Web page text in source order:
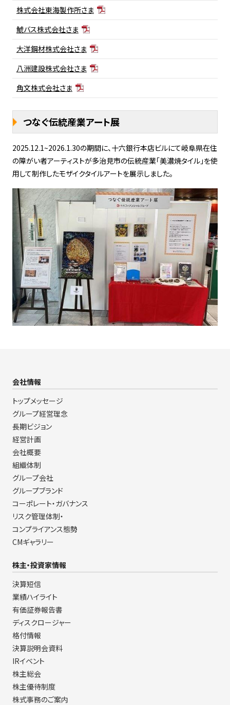
株式会社東海製作所さま
鯱バス株式会社さま
大洋鋼材株式会社さま
八洲建設株式会社さま
角文株式会社さま
つなぐ伝統産業アート展
2025.12.1~2026.1.30の期間に、十六銀行本店ビルにて岐阜県在住
の障がい者アーティストが多治見市の伝統産業「美濃焼タイル」を使
用して制作したモザイクタイルアートを展示しました。
会社情報
トップメッセージ
グループ経営理念
長期ビジョン
経営計画
会社概要
組織体制
グループ会社
グループブランド
コーポレート・ガバナンス
リスク管理体制・
コンプライアンス態勢
CMギャラリー
株主・投資家情報
決算短信
業績ハイライト
有価証券報告書
ディスクロージャー
格付情報
決算説明会資料
IRイベント
株主総会
株主優待制度
株式事務のご案内